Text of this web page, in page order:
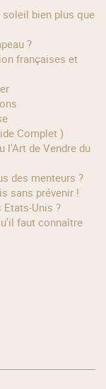
?
Complet )
des menteurs ?
sans prévenir !
Etats-Unis ?